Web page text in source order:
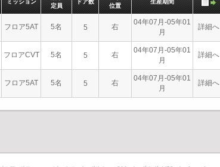
ミッション
定員
ドア数
位置
生産期間
フロア5AT 5名 5 右
04年07月-05年01
月
詳細へ
フロアCVT 5名 5 右
04年07月-05年01
月
詳細へ
フロア5AT 5名 5 右
04年07月-05年01
月
詳細へ